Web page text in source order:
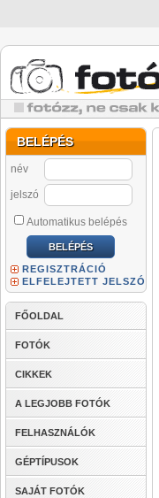
BELÉPÉS
név
jelszó
Automatikus belépés
REGISZTRÁCIÓ
ELFELEJTETT JELSZÓ
FŐOLDAL
FOTÓK
CIKKEK
A LEGJOBB FOTÓK
FELHASZNÁLÓK
GÉPTÍPUSOK
SAJÁT FOTÓK